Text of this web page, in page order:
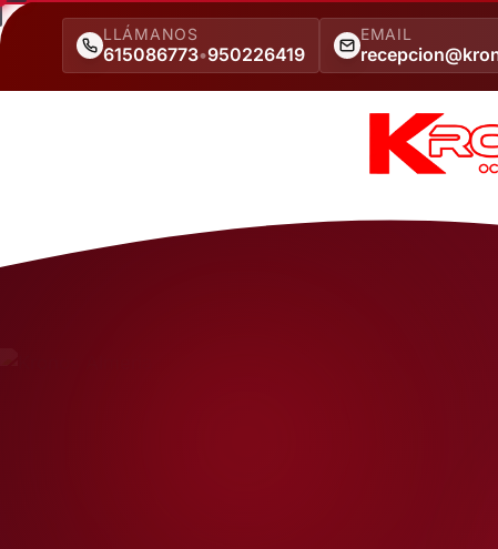
LLÁMANOS
615086773•950226419
EMAIL